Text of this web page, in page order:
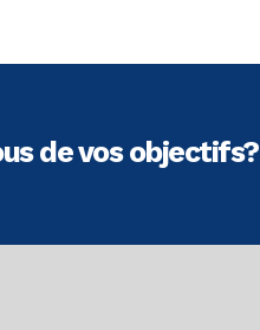
de vos objectifs?